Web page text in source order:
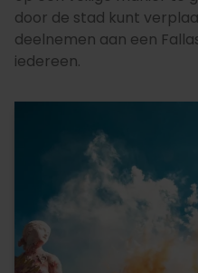
door de stad kunt
deelnemen aan een
iedereen.